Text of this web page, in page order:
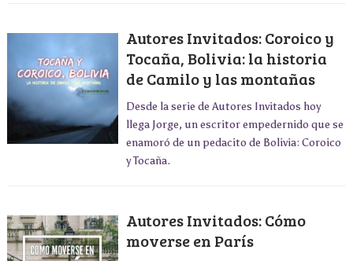
Autores Invitados: Coroico y
Tocaña, Bolivia: la historia
de Camilo y las montañas
Desde la serie de Autores Invitados hoy
llega Jorge, un escritor empedernido que se
enamoró de un pedacito de Bolivia: Coroico
y Tocaña.
Autores Invitados: Cómo
moverse en París